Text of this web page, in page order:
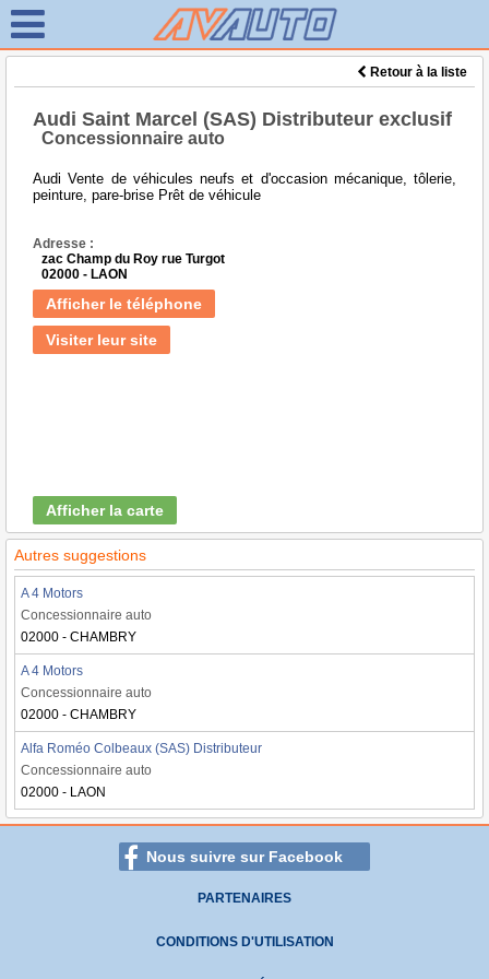
Retour à la liste
Audi Saint Marcel (SAS) Distributeur exclusif
Concessionnaire auto
Audi Vente de véhicules neufs et d'occasion mécanique, tôlerie,
peinture, pare-brise Prêt de véhicule
Adresse :
zac Champ du Roy rue Turgot
02000 - LAON
Afficher le téléphone
Visiter leur site
Afficher la carte
Autres suggestions
A 4 Motors
Concessionnaire auto
02000 - CHAMBRY
A 4 Motors
Concessionnaire auto
02000 - CHAMBRY
Alfa Roméo Colbeaux (SAS) Distributeur
Concessionnaire auto
02000 - LAON
Nous suivre sur Facebook
PARTENAIRES
CONDITIONS D'UTILISATION